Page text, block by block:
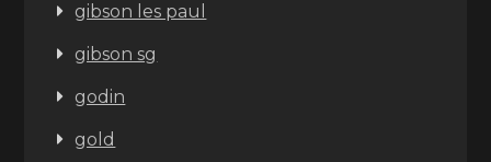
gibson les paul
gibson sg
godin
gold